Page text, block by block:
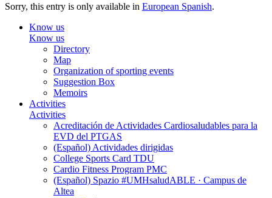
Sorry, this entry is only available in European Spanish.
Know us
Know us
Directory
Map
Organization of sporting events
Suggestion Box
Memoirs
Activities
Activities
Acreditación de Actividades Cardiosaludables para la
EVD del PTGAS
(Español) Actividades dirigidas
College Sports Card TDU
Cardio Fitness Program PMC
(Español) Spazio #UMHsaludABLE · Campus de
Altea